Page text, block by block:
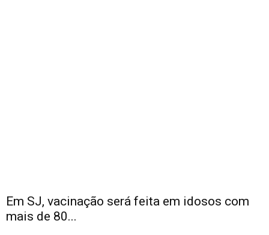
Em SJ, vacinação será feita em idosos com
mais de 80...